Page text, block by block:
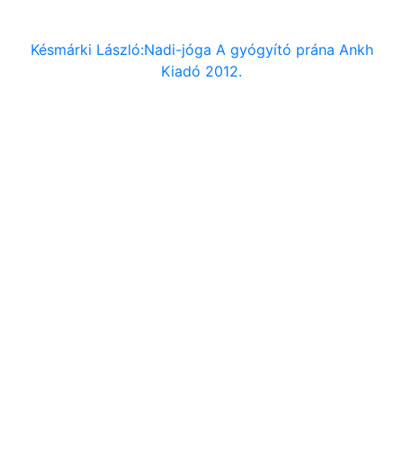
Késmárki László:Nadi-jóga A gyógyító prána Ankh
Kiadó 2012.